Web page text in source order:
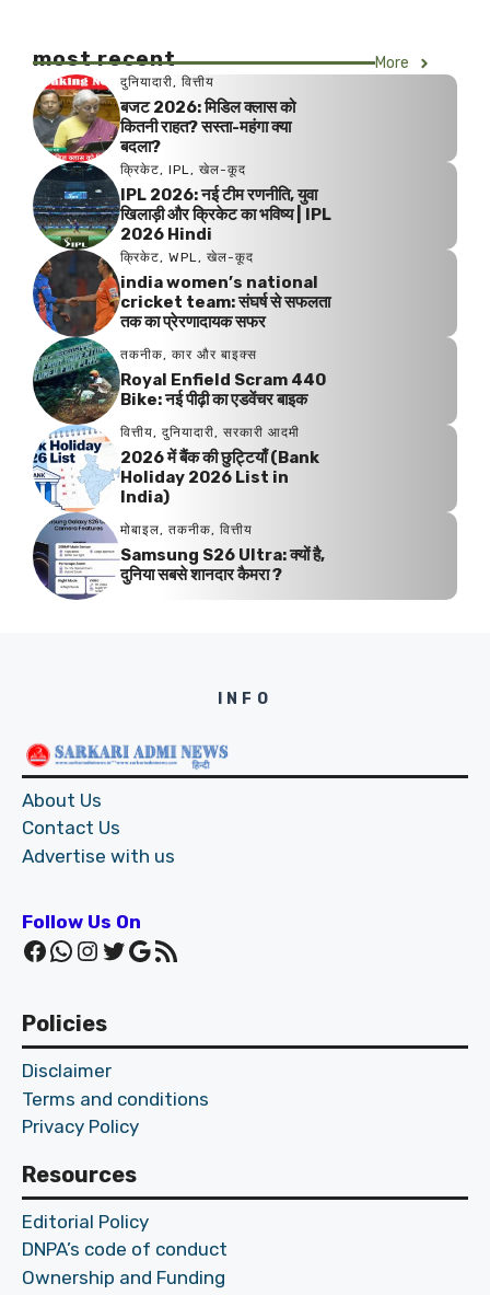
most recent More
दुनियादारी, वित्तीय
बजट 2026: मिडिल क्लास को
कितनी राहत? सस्ता-महंगा क्या
बदला?
क्रिकेट, IPL , खेल-कूद
IPL 2026: नई टीम रणनीति, युवा
खिलाड़ी और क्रिकेट का भविष्य | IPL
2026 Hindi
क्रिकेट, WPL , खेल-कूद
india women’s national
cricket team: संघर्ष से सफलता
तक का प्रेरणादायक सफर
तकनीक, कार और बाइक्स
Royal Enfield Scram 440
Bike: नई पीढ़ी का एडवेंचर बाइक
वित्तीय, दुनियादारी, सरकारी आदमी
2026 में बैंक की छुट्टियाँ (Bank
Holiday 2026 List in
India)
मोबाइल, तकनीक, वित्तीय
Samsung S26 Ultra: क्यों है,
दुनिया सबसे शानदार कैमरा ?
INFO
About Us
Contact Us
Advertise with us
Follow Us On
Facebook WhatsApp Instagram Twitter Google RSS Feed
Policies
Disclaimer
Terms and conditions
Privacy Policy
Resources
Editorial Policy
DNPA’s code of conduct
Ownership and Funding